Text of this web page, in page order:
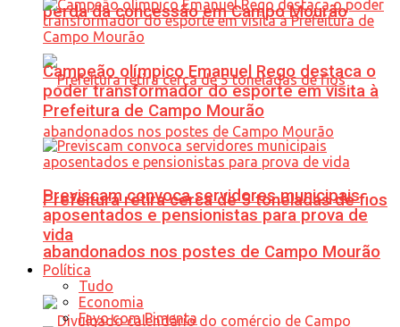
perda da concessão em Campo Mourão
Prefeitura retira cerca de 5 toneladas de fios
abandonados nos postes de Campo Mourão
Campeão olímpico Emanuel Rego destaca o
poder transformador do esporte em visita à
Prefeitura de Campo Mourão
Previscam convoca servidores municipais
aposentados e pensionistas para prova de
vida
Política
Tudo
Economia
Favo com Pimenta